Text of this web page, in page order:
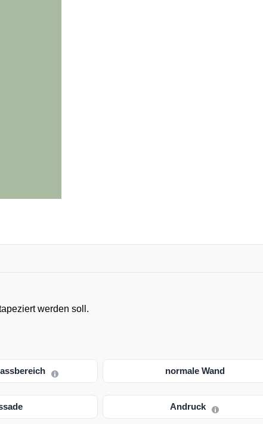
werden soll.
normale Wand
Andruck